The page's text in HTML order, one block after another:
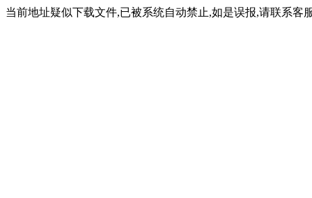
当前地址疑似下载文件,已被系统自动禁止,如是误报,请联系客